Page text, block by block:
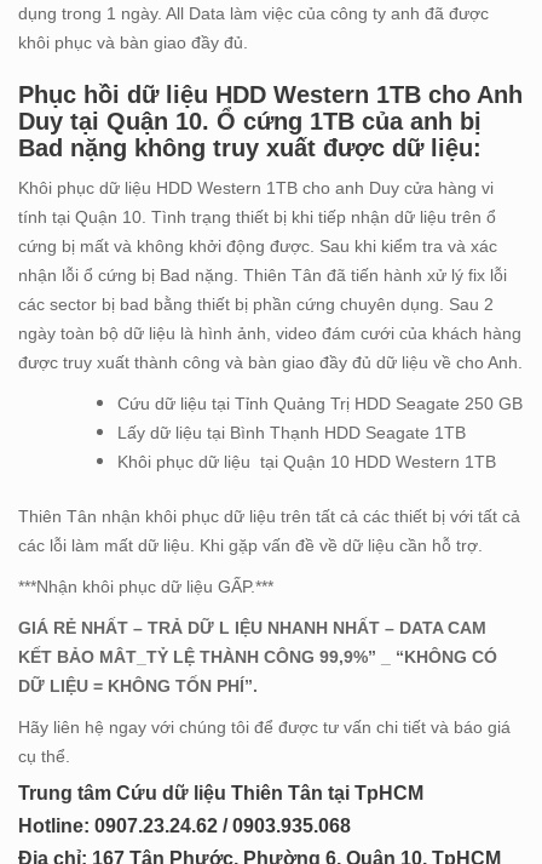
dụng trong 1 ngày. All Data làm việc của công ty anh đã được
khôi phục và bàn giao đầy đủ.
Phục hồi dữ liệu HDD Western 1TB cho Anh
Duy tại Quận 10. Ổ cứng 1TB của anh bị
Bad nặng không truy xuất được dữ liệu:
Khôi phục dữ liệu HDD Western 1TB cho anh Duy cửa hàng vi
tính tại Quận 10. Tình trạng thiết bị khi tiếp nhận dữ liệu trên ổ
cứng bị mất và không khởi động được. Sau khi kiểm tra và xác
nhận lỗi ổ cứng bị Bad nặng. Thiên Tân đã tiến hành xử lý fix lỗi
các sector bị bad bằng thiết bị phần cứng chuyên dụng. Sau 2
ngày toàn bộ dữ liệu là hình ảnh, video đám cưới của khách hàng
được truy xuất thành công và bàn giao đầy đủ dữ liệu về cho Anh.
Cứu dữ liệu tại Tỉnh Quảng Trị HDD Seagate 250 GB
Lấy dữ liệu tại Bình Thạnh HDD Seagate 1TB
Khôi phục dữ liệu tại Quận 10 HDD Western 1TB
Thiên Tân nhận khôi phục dữ liệu trên tất cả các thiết bị với tất cả
các lỗi làm mất dữ liệu. Khi gặp vấn đề về dữ liệu cần hỗ trợ.
***Nhận khôi phục dữ liệu GẤP.***
GIÁ RẺ NHẤT – TRẢ DỮ L IỆU NHANH NHẤT – DATA CAM
KẾT BẢO MÂT_TỶ LỆ THÀNH CÔNG 99,9%” _ “KHÔNG CÓ
DỮ LIỆU = KHÔNG TỐN PHÍ”.
Hãy liên hệ ngay với chúng tôi để được tư vấn chi tiết và báo giá
cụ thể.
Trung tâm Cứu dữ liệu Thiên Tân tại TpHCM
Hotline: 0907.23.24.62 / 0903.935.068
Địa chỉ: 167 Tân Phước, Phường 6, Quận 10, TpHCM